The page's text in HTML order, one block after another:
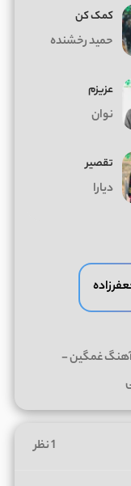
کمک کن
حمید رخشنده
عزیزم
نوان
تقصیر
دیارا
آهنگ غمگین-
1 نظر